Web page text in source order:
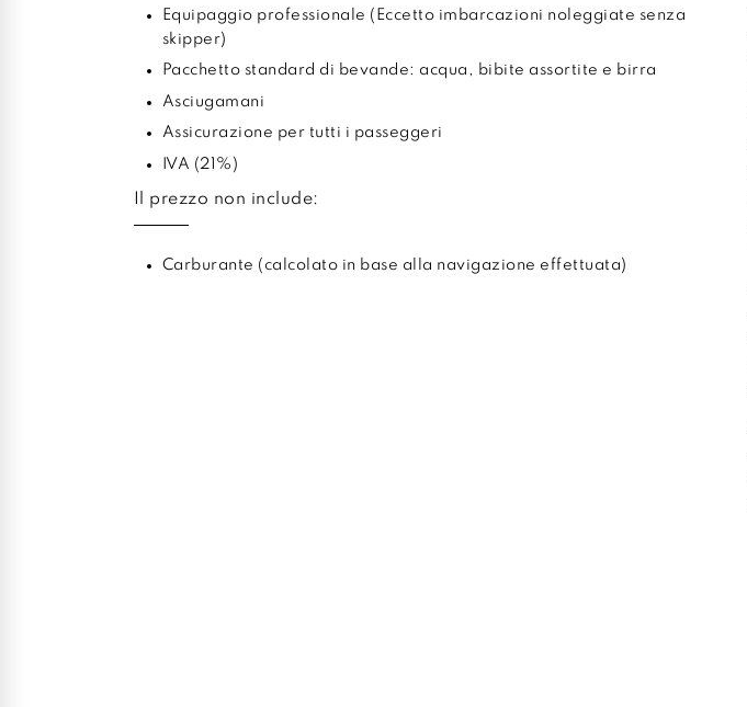
Equipaggio professionale (Eccetto imbarcazioni noleggiate senza
skipper)
Pacchetto standard di bevande: acqua, bibite assortite e birra
Asciugamani
Assicurazione per tutti i passeggeri
IVA (21%)
Il prezzo non include:
Carburante (calcolato in base alla navigazione effettuata)